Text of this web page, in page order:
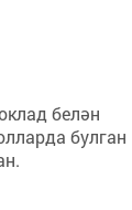
белән
булган